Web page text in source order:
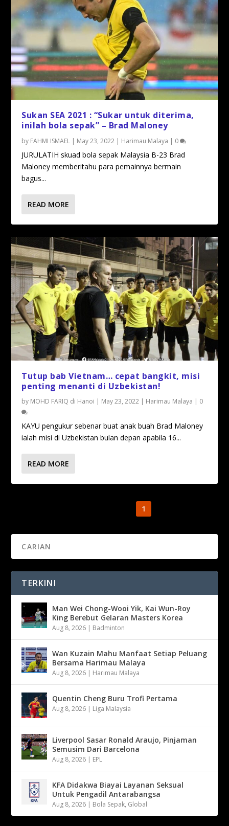
Sukan SEA 2021 : “Sukar untuk diterima,
inilah bola sepak” – Brad Maloney
by FAHMI ISMAEL | May 23, 2022 | Harimau Malaya | 0
JURULATIH skuad bola sepak Malaysia B-23 Brad
Maloney memberitahu para pemainnya bermain
bagus...
READ MORE
Tutup bab Vietnam… cepat bangkit, misi
penting menanti di Uzbekistan!
by MOHD FARIQ di Hanoi | May 23, 2022 | Harimau Malaya | 0
KAYU pengukur sebenar buat anak buah Brad Maloney
ialah misi di Uzbekistan bulan depan apabila 16...
READ MORE
1
TERKINI
Man Wei Chong-Wooi Yik, Kai Wun-Roy
King Berebut Gelaran Masters Korea
Aug 8, 2026 | Badminton
Wan Kuzain Mahu Manfaat Setiap Peluang
Bersama Harimau Malaya
Aug 8, 2026 | Harimau Malaya
Quentin Cheng Buru Trofi Pertama
Aug 8, 2026 | Liga Malaysia
Liverpool Sasar Ronald Araujo, Pinjaman
Semusim Dari Barcelona
Aug 8, 2026 | EPL
KFA Didakwa Biayai Layanan Seksual
Untuk Pengadil Antarabangsa
Aug 8, 2026 | Bola Sepak, Global